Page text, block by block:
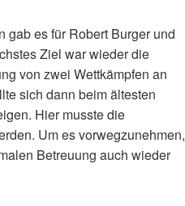
gab es für Robert Burger und
Ziel war wieder die
von zwei Wettkämpfen an
sich dann beim ältesten
Hier musste die
Um es vorwegzunehmen,
Betreuung auch wieder